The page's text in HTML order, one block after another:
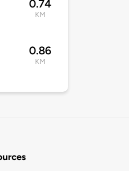
0.74
KM
0.86
KM